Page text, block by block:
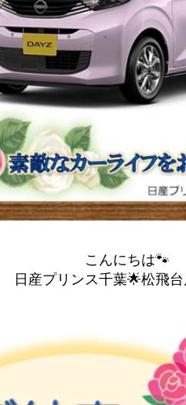
こんにちは🐾
日産プリンス千葉🌟松飛